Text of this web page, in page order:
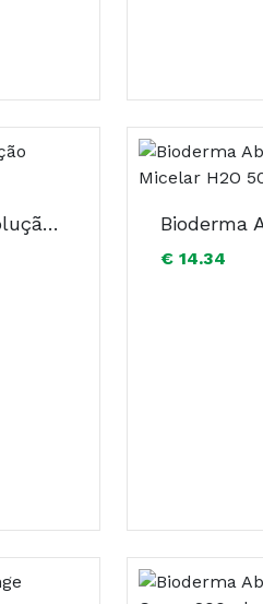
Bioderma Abcderm Solução Micelar H2O 1L
€ 14.34